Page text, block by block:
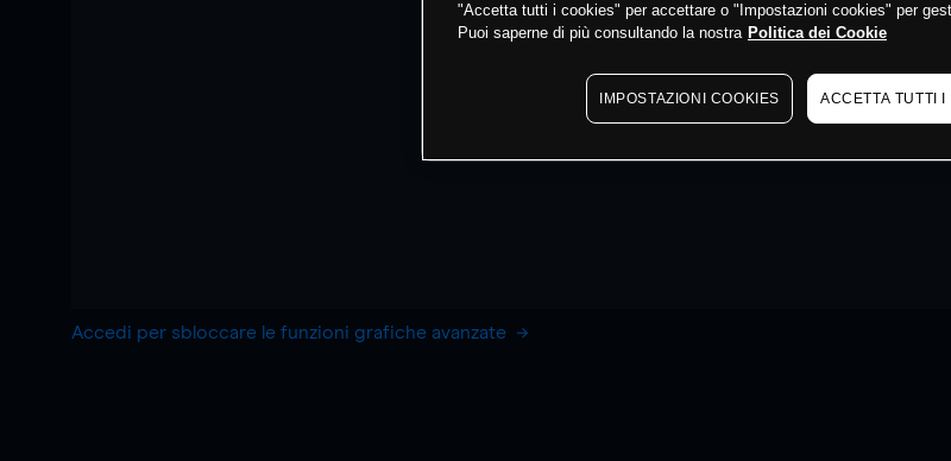
Accedi per sbloccare le funzioni grafiche avanzate
"Accetta tutti i cookies" per accettare o "Impostazioni cookies" per
Puoi saperne di più consultando la nostra Politica dei Cookie
IMPOSTAZIONI COOKIES ACCETTA TUTTI I